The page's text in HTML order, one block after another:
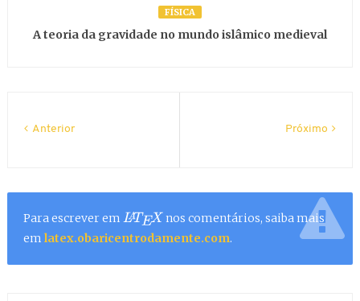
FÍSICA
A teoria da gravidade no mundo islâmico medieval
Próximo
Anterior
Para escrever em LATEX nos comentários, saiba mais
em latex.obaricentrodamente.com.